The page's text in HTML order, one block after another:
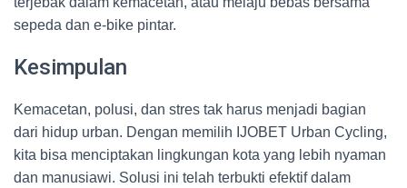
sepeda dan e-bike pintar.
Kesimpulan
Kemacetan, polusi, dan stres tak harus menjadi bagian
dari hidup urban. Dengan memilih IJOBET Urban Cycling,
kita bisa menciptakan lingkungan kota yang lebih nyaman
dan manusiawi. Solusi ini telah terbukti efektif dalam